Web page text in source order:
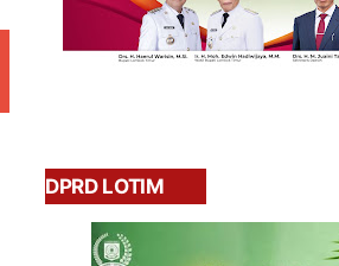
DPRD LOTIM